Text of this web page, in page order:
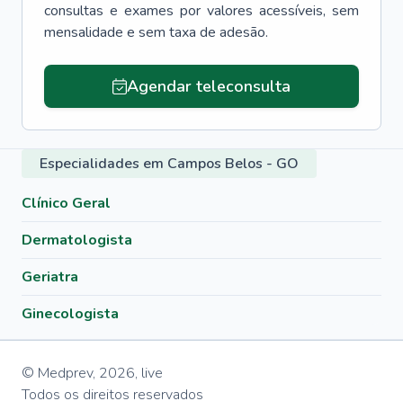
consultas e exames por valores acessíveis, sem
mensalidade e sem taxa de adesão.
Agendar teleconsulta
Especialidades em Campos Belos - GO
Clínico Geral
Dermatologista
Geriatra
Ginecologista
© Medprev, 2026, live
Todos os direitos reservados